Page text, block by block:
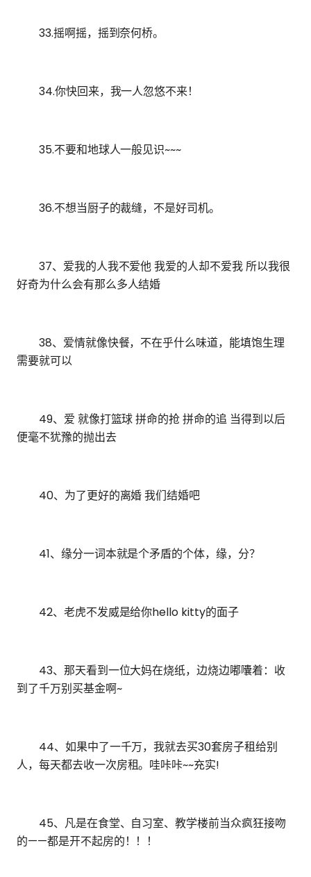
33.摇啊摇，摇到奈何桥。
34.你快回来，我一人忽悠不来！
35.不要和地球人一般见识~~~
36.不想当厨子的裁缝，不是好司机。
37、爱我的人我不爱他 我爱的人却不爱我 所以我很
好奇为什么会有那么多人结婚
38、爱情就像快餐，不在乎什么味道，能填饱生理
需要就可以
49、爱 就像打篮球 拼命的抢 拼命的追 当得到以后
便毫不犹豫的抛出去
40、为了更好的离婚 我们结婚吧
41、缘分一词本就是个矛盾的个体，缘，分？
42、老虎不发威是给你hello kitty的面子
43、那天看到一位大妈在烧纸，边烧边嘟囔着：收
到了千万别买基金啊~
44、如果中了一千万，我就去买30套房子租给别
人，每天都去收一次房租。哇咔咔~~充实!
45、凡是在食堂、自习室、教学楼前当众疯狂接吻
的——都是开不起房的！！！